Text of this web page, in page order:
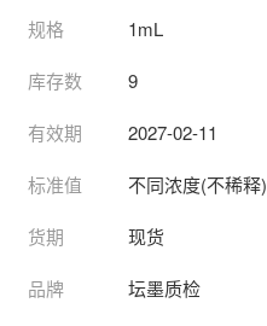
规格 1mL
库存数 9
有效期 2027-02-11
标准值 不同浓度(不稀释)
货期 现货
品牌 坛墨质检